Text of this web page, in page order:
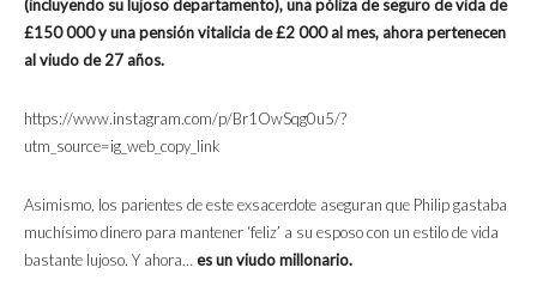
(incluyendo su lujoso departamento), una póliza de seguro de vida de
£150 000 y una pensión vitalicia de £2 000 al mes, ahora pertenecen
al viudo de 27 años.
https://www.instagram.com/p/Br1OwSqg0u5/?
utm_source=ig_web_copy_link
Asimismo, los parientes de este exsacerdote aseguran que Philip gastaba
muchísimo dinero para mantener ‘feliz’ a su esposo con un estilo de vida
bastante lujoso. Y ahora…es un viudo millonario.